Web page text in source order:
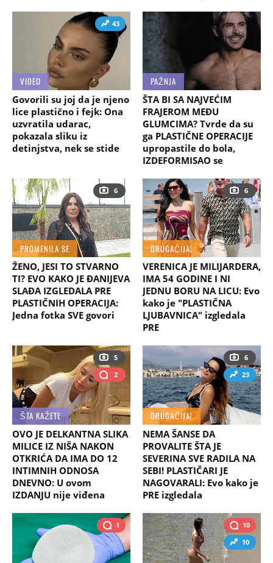
43
VIDEO
Govorili su joj da je njeno
lice plastično i fejk: Ona
uzvratila udarac,
pokazala sliku iz
detinjstva, nek se stide
PAŽNJA
ŠTA BI SA NAJVEĆIM
FRAJEROM MEĐU
GLUMCIMA? Tvrde da su
ga PLASTIČNE OPERACIJE
upropastile do bola,
IZDEFORMISAO se
6
PROMENILA SE
ŽENO, JESI TO STVARNO
TI? EVO KAKO JE ĐANIJEVA
SLAĐA IZGLEDALA PRE
PLASTIČNIH OPERACIJA:
Jedna fotka SVE govori
6
DRUGAČIJA!
VERENICA JE MILIJARDERA,
IMA 54 GODINE I NI
JEDNU BORU NA LICU: Evo
kako je "PLASTIČNA
LJUBAVNICA" izgledala
PRE
5
2
ŠTA KAŽETE
OVO JE DELKANTNA SLIKA
MILICE IZ NIŠA NAKON
OTKRIĆA DA IMA DO 12
INTIMNIH ODNOSA
DNEVNO: U ovom
IZDANJU nije viđena
6
23
DRUGAČIJA!
NEMA ŠANSE DA
PROVALITE ŠTA JE
SEVERINA SVE RADILA NA
SEBI! PLASTIČARI JE
NAGOVARALI: Evo kako je
PRE izgledala
1
10
10